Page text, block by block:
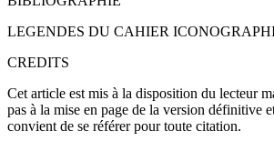
LEGENDES DU CAHIER
CREDITS
Cet article est mis à la disposition du lecteur
pas à la mise en page de la version définitive
convient de se référer pour toute citation.